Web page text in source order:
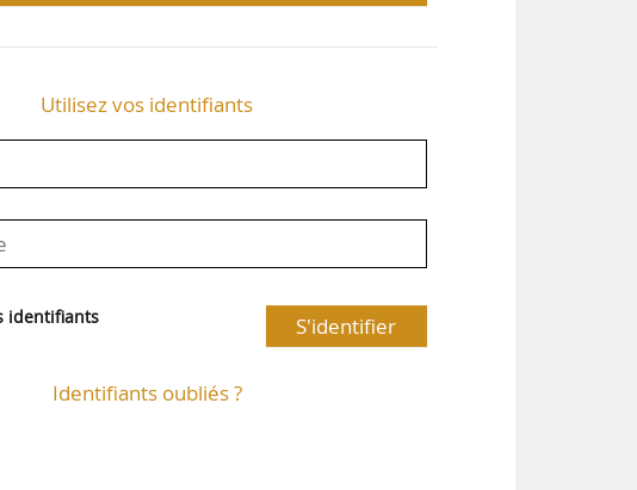
Utilisez vos identifiants
identifiants S'identifier
Identifiants oubliés ?